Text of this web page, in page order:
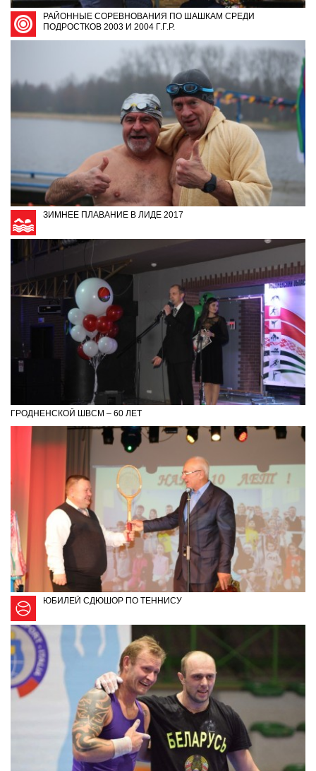
РАЙОННЫЕ СОРЕВНОВАНИЯ ПО ШАШКАМ СРЕДИ
ПОДРОСТКОВ 2003 И 2004 Г.Г.Р.
ЗИМНЕЕ ПЛАВАНИЕ В ЛИДЕ 2017
ГРОДНЕНСКОЙ ШВСМ – 60 ЛЕТ
ЮБИЛЕЙ СДЮШОР ПО ТЕННИСУ